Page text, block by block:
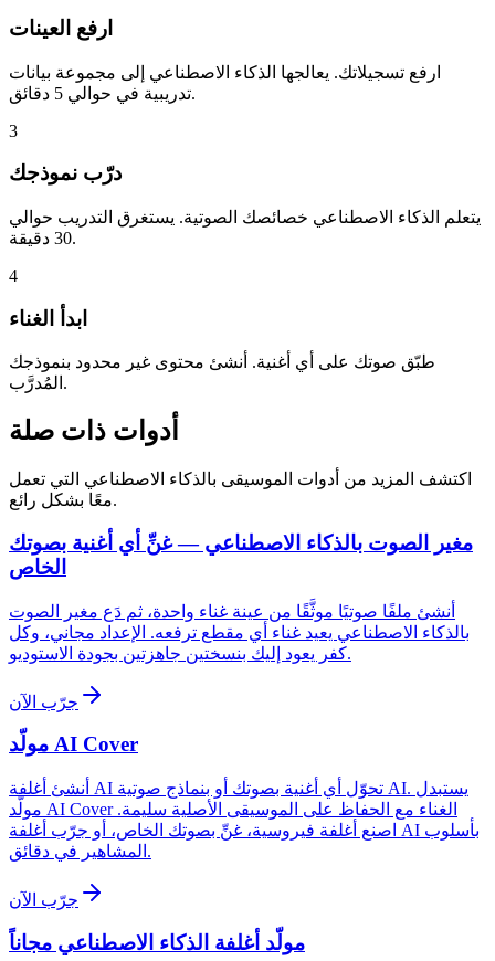
ارفع العينات
ارفع تسجيلاتك. يعالجها الذكاء الاصطناعي إلى مجموعة بيانات
تدريبية في حوالي 5 دقائق.
3
درّب نموذجك
يتعلم الذكاء الاصطناعي خصائصك الصوتية. يستغرق التدريب حوالي
30 دقيقة.
4
ابدأ الغناء
طبّق صوتك على أي أغنية. أنشئ محتوى غير محدود بنموذجك
المُدرَّب.
أدوات ذات صلة
اكتشف المزيد من أدوات الموسيقى بالذكاء الاصطناعي التي تعمل
معًا بشكل رائع.
مغير الصوت بالذكاء الاصطناعي — غنِّ أي أغنية بصوتك
الخاص
أنشئ ملفًا صوتيًا موثَّقًا من عينة غناء واحدة، ثم دَع مغير الصوت
بالذكاء الاصطناعي يعيد غناء أي مقطع ترفعه. الإعداد مجاني، وكل
كفر يعود إليك بنسختين جاهزتين بجودة الاستوديو.
جرّب الآن
مولّد AI Cover
أنشئ أغلفة AI تحوّل أي أغنية بصوتك أو بنماذج صوتية AI. يستبدل
مولّد AI Cover الغناء مع الحفاظ على الموسيقى الأصلية سليمة.
اصنع أغلفة فيروسية، غنِّ بصوتك الخاص، أو جرّب أغلفة AI بأسلوب
المشاهير في دقائق.
جرّب الآن
مولّد أغلفة الذكاء الاصطناعي مجاناً